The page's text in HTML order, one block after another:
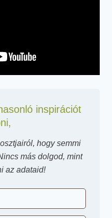
inspirációt
hogy semmi
más dolgod, mint
az adataid!